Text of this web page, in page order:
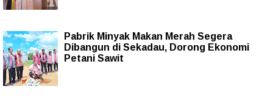
Pabrik Minyak Makan Merah Segera
Dibangun di Sekadau, Dorong Ekonomi
Petani Sawit